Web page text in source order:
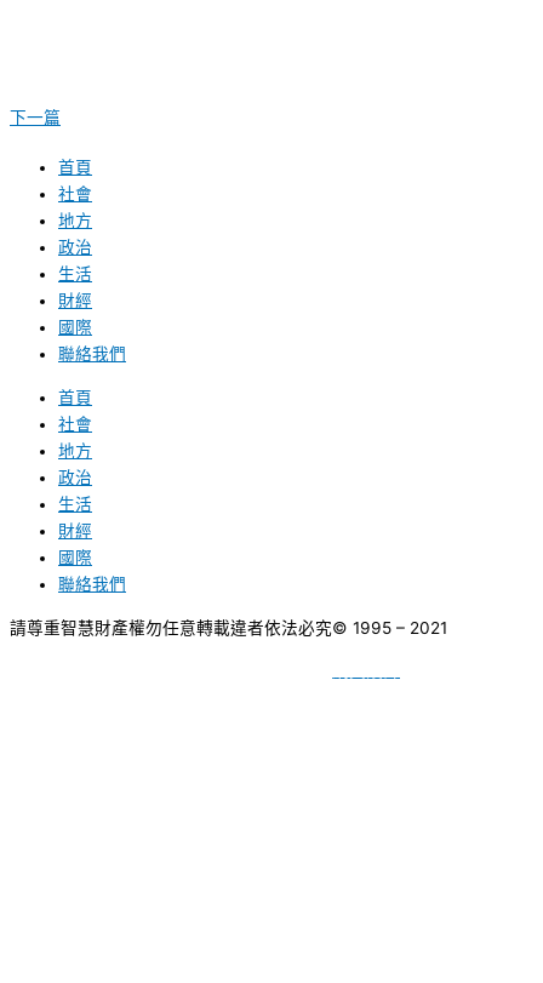
下一篇
首頁
社會
地方
政治
生活
財經
國際
聯絡我們
首頁
社會
地方
政治
生活
財經
國際
聯絡我們
請尊重智慧財產權勿任意轉載違者依法必究© 1995 – 2021